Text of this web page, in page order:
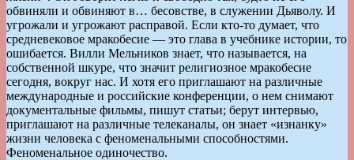
обвиняли и обвиняют в… бесовстве, в служении Дьяволу. И
угрожали и угрожают расправой. Если кто-то думает, что
средневековое мракобесие — это глава в учебнике истории, то
ошибается. Вилли Мельников знает, что называется, на
собственной шкуре, что значит религиозное мракобесие
сегодня, вокруг нас. И хотя его приглашают на различные
международные и российские конференции, о нем снимают
документальные фильмы, пишут статьи; берут интервью,
приглашают на различные телеканалы, он знает «изнанку»
жизни человека с феноменальными способностями.
Феноменальное одиночество.